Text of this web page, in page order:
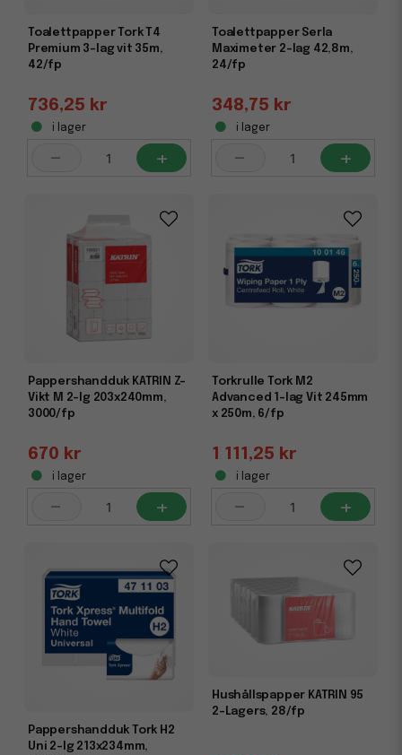
Toalettpapper Tork T4
Premium 3-lag vit 35m,
42/fp
736,25 kr
i lager
- +
Toalettpapper Serla
Maximeter 2-lag 42,8m,
24/fp
348,75 kr
i lager
- +
Pappershandduk KATRIN Z-
Vikt M 2-lg 203x240mm,
3000/fp
670 kr
i lager
- +
Torkrulle Tork M2
Advanced 1-lag Vit 245mm
x 250m, 6/fp
1 111,25 kr
i lager
- +
Pappershandduk Tork H2
Uni 2-lg 213x234mm,
Hushållspapper KATRIN 95
2-Lagers, 28/fp